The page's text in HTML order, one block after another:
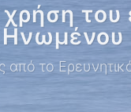
του
από το